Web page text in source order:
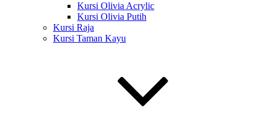
Kursi Olivia Acrylic
Kursi Olivia Putih
Kursi Raja
Kursi Taman Kayu